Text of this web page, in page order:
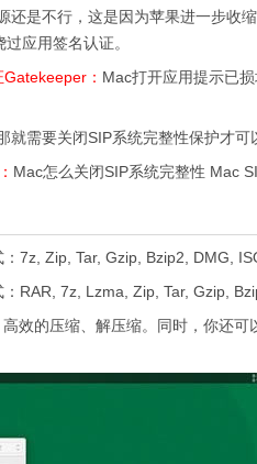
是不行，这是因为苹果进一步收
应用签名认证。
： Mac打开应用提示已
需要关闭SIP系统完整性保护才可
Mac怎么关闭SIP系统完整性 Mac
Zip, Tar, Gzip, Bzip2, DMG,
7z, Lzma, Zip, Tar, Gzip,
的压缩、解压缩。同时，你还可